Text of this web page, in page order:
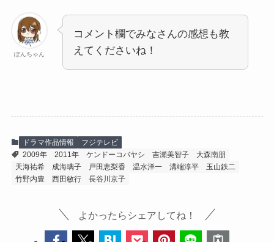
ぽんちゃん
コメント欄でみなさんの感想も教
えてくださいね！
ドラマ作品情報
フジテレビ
2009年
2011年 ケンドーコバヤシ 吉瀬美智子
大森南朋
天海祐希
成海璃子 戸田恵梨香 温水洋一 溝端淳平
玉山鉄二
竹野内豊
西田敏行 長谷川京子
よかったらシェアしてね！